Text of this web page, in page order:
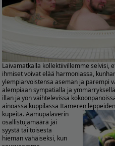
Laivamatkalla kollektiivillemme selvisi,
ihmiset voivat elää harmoniassa,
ylempiarvoistensa aseman ja parempi
alempiaan sympatialla ja
illan ja yön vaihtelevissa
ainoassa kuppilassa Itämeren
kupeita.Aamupalaverin
osallistujamäärä jäi
syystä tai toisesta
hieman vähäiseksi, kun